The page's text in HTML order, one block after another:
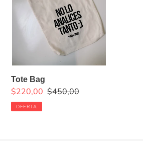
Tote Bag
Precio
de
$220,00 Precio
$450,00
OFERTA